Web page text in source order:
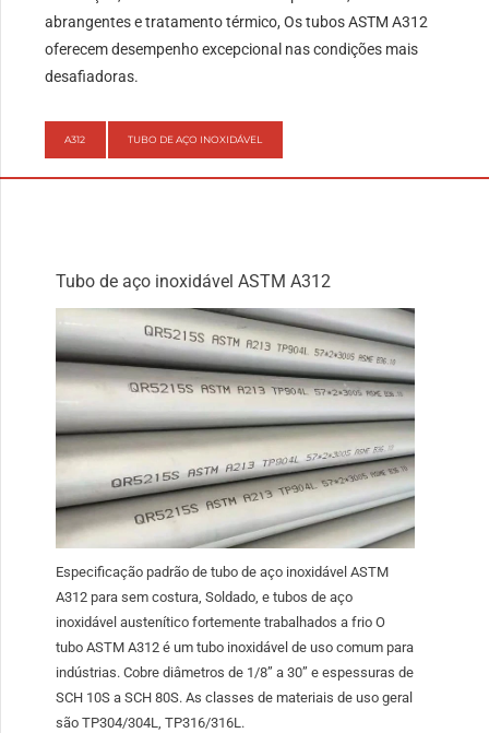
abrangentes e tratamento térmico, Os tubos ASTM A312
oferecem desempenho excepcional nas condições mais
desafiadoras.
A312 TUBO DE AÇO INOXIDÁVEL
Tubo de aço inoxidável ASTM A312
Especificação padrão de tubo de aço inoxidável ASTM
A312 para sem costura, Soldado, e tubos de aço
inoxidável austenítico fortemente trabalhados a frio O
tubo ASTM A312 é um tubo inoxidável de uso comum para
indústrias. Cobre diâmetros de 1/8” a 30” e espessuras de
SCH 10S a SCH 80S. As classes de materiais de uso geral
são TP304/304L, TP316/316L.